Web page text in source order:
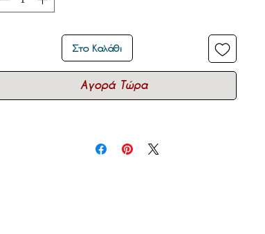
Στο Καλάθι
Αγορά Τώρα